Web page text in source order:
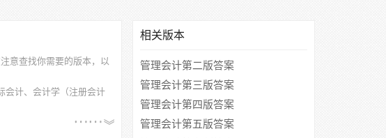
意查找你需要的版本，以
会计、会计学（注册会计
大学、新乡学院、东北农
相关版本
管理会计第二版答案
管理会计第三版答案
管理会计第四版答案
管理会计第五版答案